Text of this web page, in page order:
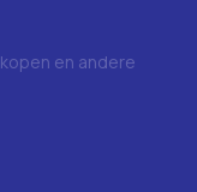
en andere